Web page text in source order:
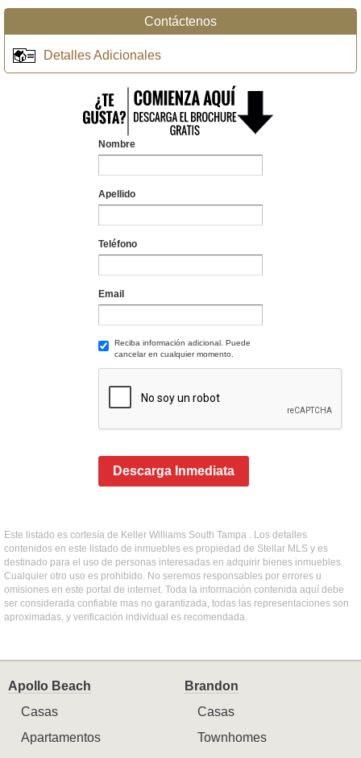
Contáctenos
Detalles Adicionales
Nombre
Apellido
Teléfono
Email
Reciba información adicional. Puede
cancelar en cualquier momento.
Descarga Inmediata
Este listado es cortesía de Keller Williams South Tampa . Los detalles
contenidos en este listado de inmuebles es propiedad de Stellar MLS y es
destinado para el uso de personas interesadas en adquirir bienes inmuebles.
Cualquier otro uso es prohibido. No seremos responsables por errores u
omisiones en este portal de internet. Toda la información contenida aquí debe
ser considerada confiable mas no garantizada, todas las representaciones son
aproximadas, y verificación individual es recomendada.
Apollo Beach
Casas
Apartamentos
Brandon
Casas
Townhomes